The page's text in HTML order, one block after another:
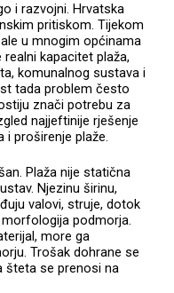
i razvojni. Hrvatska
pritiskom. Tijekom
u mnogim općinama
kapacitet plaža,
komunalnog sustava i
tada problem često
znači potrebu za
najjeftinije rješenje
i proširenje plaže.
Plaža nije statična
Njezinu širinu,
valovi, struje, dotok
podmorja.
more ga
Trošak dohrane se
šteta se prenosi na